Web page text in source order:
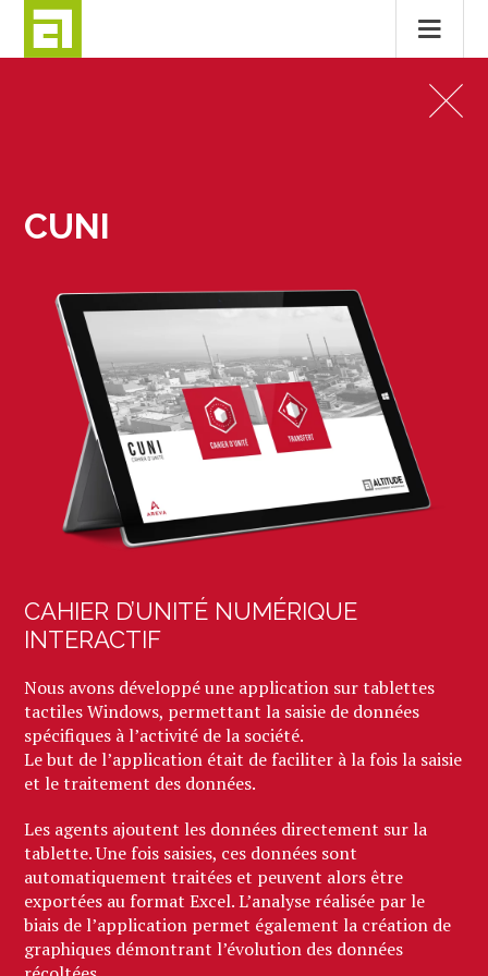
APPLICATIONS MOBILES,
CUNI
CAHIER D’UNITÉ NUMÉRIQUE
INTERACTIF
Nous avons développé une application sur tablettes
tactiles Windows, permettant la saisie de données
spécifiques à l’activité de la société.
Le but de l’application était de faciliter à la fois la saisie
et le traitement des données.
Les agents ajoutent les données directement sur la
tablette. Une fois saisies, ces données sont
automatiquement traitées et peuvent alors être
exportées au format Excel. L’analyse réalisée par le
biais de l’application permet également la création de
graphiques démontrant l’évolution des données
MENTIONS LÉGALES CONTACT